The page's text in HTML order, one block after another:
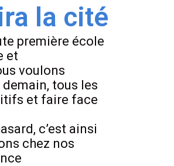
la cité
première école
et
voulons
tous les
et faire face
c’est ainsi
chez nos